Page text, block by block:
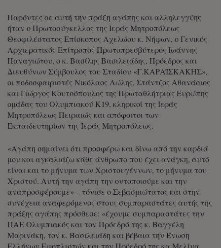
Παρόντες σε αυτή την πράξη αγάπης και αλληλεγγύης
ήταν ο Πρωτοσύγκελλος της Ιεράς Μητροπόλεως
Θεοφιλέστατος Επίσκοπος Αχελώου κ. Νήφων, ο Γενικός
Αρχιερατικός Επίτροπος Πρωτοπρεσβύτερος Ιωάννης
Παναγιώτου, ο κ. Βασίλης Βασιλειάδης, Πρόεδρος και
Διευθύνων Σύμβουλος του Σταδίου «Γ.ΚΑΡΑΪΣΚΑΚΗΣ»,
οι ποδοσφαιριστές Νικόλαος Λώλης, Στάντζος Αθανάσιος
και Γιώργος Κουτσόπουλος της Πρωταθλήτριας Ευρώπης
ομάδας του Ολυμπιακού Κ19, κληρικοί της Ιεράς
Μητροπόλεως Πειραιώς και απόφοιτοι των
Εκπαιδευτηρίων της Ιεράς Μητροπόλεως.
«Αγάπη σημαίνει ότι προσφέρω και δίνω από την καρδιά
μου και αγκαλιάζω κάθε άνθρωπο που έχει ανάγκη, αυτό
είναι και το μήνυμα των Χριστουγέννων, το μήνυμα του
Χριστού. Αυτή την αγάπη την οντοποιούμε και την
αναπροσφέρουμε» – τόνισε ο Σεβασμιώτατος και στην
συνέχεια αναφερόμενος στους συμπαραστάτες αυτής της
πράξης αγάπης πρόσθεσε: «έχουμε συμπαραστάτες την
ΠΑΕ Ολυμπιακός και τον Πρόεδρό της κ. Βαγγέλη
Μαρινάκη, τον κ. Βασιλειάδη και βέβαια την Ένωση
Ελλήνων Εφοπλιστών και την Πρόεδρό της κα Μελίνα